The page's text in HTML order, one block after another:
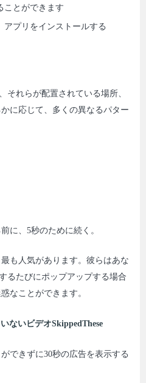
ことができます
アプリをインストールする
それらが配置されている場所、
に応じて、多くの異なるパター
に、5秒のために続く。
も人気があります。彼らはあな
るたびにポップアップする場合
なことができます。
ないビデオSkippedThese
できずに30秒の広告を表示する